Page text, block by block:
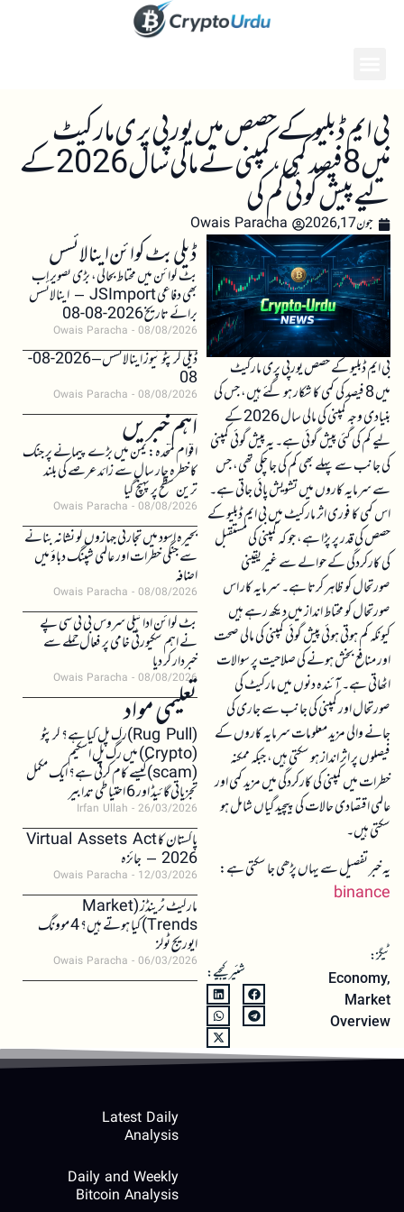
بی ایم ڈبلیو کے حصص میں یورپی پری مارکیٹ
میں 8 فیصد کمی، کمپنی نے مالی سال 2026 کے
لیے پیش گوئی کم کی
جون 17, 2026 Owais Paracha
بی ایم ڈبلیو کے حصص یورپی پری مارکیٹ
میں 8 فیصد کی کمی کا شکار ہو گئے ہیں، جس کی
بنیادی وجہ کمپنی کی مالی سال 2026 کے
لیے کم کی گئی پیش گوئی ہے۔ یہ پیش گوئی کمپنی
کی جانب سے پہلے بھی کم کی جا چکی تھی، جس
سے سرمایہ کاروں میں تشویش پائی جاتی ہے۔
اس کمی کا فوری اثر مارکیٹ میں بی ایم ڈبلیو کے
حصص کی قدر پر پڑا ہے، جو کہ کمپنی کی مستقبل
کی کارکردگی کے حوالے سے غیر یقینی
صورتحال کو ظاہر کرتا ہے۔ سرمایہ کار اس
صورتحال کو محتاط انداز میں دیکھ رہے ہیں
کیونکہ کم ہوتی ہوئی پیش گوئی کمپنی کی مالی صحت
اور منافع بخش ہونے کی صلاحیت پر سوالات
اٹھاتی ہے۔ آئندہ دنوں میں مارکیٹ کی
صورتحال اور کمپنی کی جانب سے جاری کی
جانے والی مزید معلومات سرمایہ کاروں کے
فیصلوں پر اثر انداز ہو سکتی ہیں، جبکہ ممکنہ
خطرات میں کمپنی کی کارکردگی میں مزید کمی اور
عالمی اقتصادی حالات کی پیچیدگیاں شامل ہو
سکتی ہیں۔
یہ خبر تفصیل سے یہاں پڑھی جا سکتی ہے:
binance
ٹیگز:
Economy,
Market
Overview
شئیر کیجیے:
ڈیلی بٹ کوائن اینالائسس
بٹ کوائن میں محتاط بحالی، بڑی تصویر اب
بھی دفاعی JSImport – اینالائسس
برائے تاریخ 2026-08-08
Owais Paracha 08/08/2026
ڈیلی کرپٹو نیوز اینالائسس – 2026-08-
08
Owais Paracha 08/08/2026
اہم خبریں
اقوام متحدہ: یمن میں بڑے پیمانے پر جنگ
کا خطرہ چار سال سے زائد عرصے کی بلند
ترین سطح پر پہنچ گیا
Owais Paracha 08/08/2026
بحیرہ اسود میں تجارتی جہازوں کو نشانہ بنانے
سے جنگی خطرات اور عالمی شپنگ دباؤ میں
اضافہ
Owais Paracha 08/08/2026
بٹ کوائن ادائیگی سروس بی ٹی سی پے
نے اہم سکیورٹی خامی پر فعال حملے سے
خبردار کر دیا
Owais Paracha 08/08/2026
تعلیمی مواد(Rug Pull)رگ پل کیا ہے؟ کرپٹو
(Crypto) میں رگ پل اسکیم
(scam)کیسے کام کرتی ہے؟ ایک مکمل
تجزیاتی گائیڈ اور 6 احتیاطی تدابیر
Irfan Ullah 26/03/2026
پاکستان کا Virtual Assets Act
2026 – جائزہ
Owais Paracha 12/03/2026
مارکیٹ ٹرینڈز (Market
Trends) کیا ہوتے ہیں؟ 4 موونگ
ایوریج ٹولز
Owais Paracha 06/03/2026
Latest Daily
Analysis
Daily and Weekly
Bitcoin Analysis